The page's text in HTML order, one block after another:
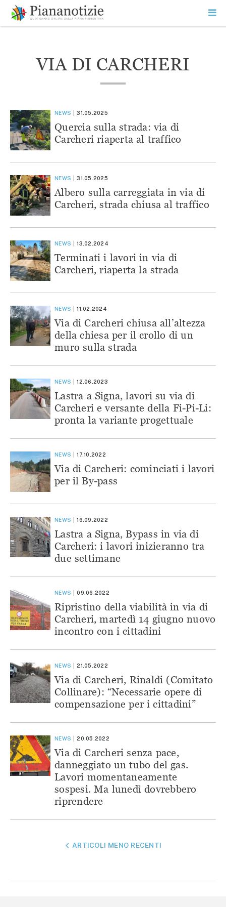
contenuto
SEARCH
VIA DI CARCHERI
NEWS 31.05.2025
Quercia sulla strada: via di
Carcheri riaperta al traffico
NEWS 31.05.2025
Albero sulla carreggiata in via di
Carcheri, strada chiusa al traffico
NEWS 13.02.2024
Terminati i lavori in via di
Carcheri, riaperta la strada
NEWS 11.02.2024
Via di Carcheri chiusa all’altezza
della chiesa per il crollo di un
muro sulla strada
NEWS 12.06.2023
Lastra a Signa, lavori su via di
Carcheri e versante della Fi-Pi-Li:
pronta la variante progettuale
NEWS 17.10.2022
Via di Carcheri: cominciati i lavori
per il By-pass
NEWS 16.09.2022
Lastra a Signa, Bypass in via di
Carcheri: i lavori inizieranno tra
due settimane
NEWS 09.06.2022
Ripristino della viabilità in via di
Carcheri, martedì 14 giugno nuovo
incontro con i cittadini
NEWS 21.05.2022
Via di Carcheri, Rinaldi (Comitato
Collinare): “Necessarie opere di
compensazione per i cittadini”
NEWS 20.05.2022
Via di Carcheri senza pace,
danneggiato un tubo del gas.
Lavori momentaneamente
sospesi. Ma lunedì dovrebbero
riprendere
NAVIGAZIONEARTICOLI MENO RECENTI